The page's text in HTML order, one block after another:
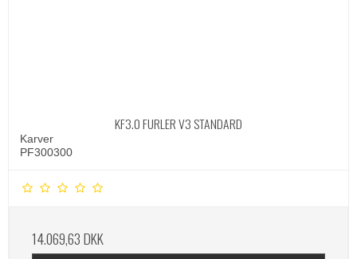
KF3.0 FURLER V3 STANDARD
Karver
PF300300
14.069,63 DKK